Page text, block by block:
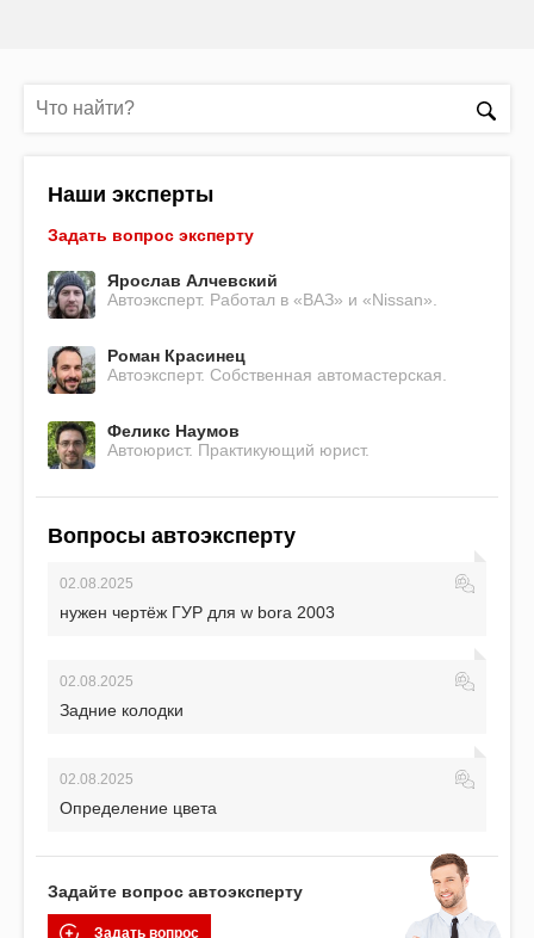
Наши эксперты
Задать вопрос эксперту
Ярослав Алчевский
Автоэксперт. Работал в «ВАЗ» и «Nissan».
Роман Красинец
Автоэксперт. Собственная автомастерская.
Феликс Наумов
Автоюрист. Практикующий юрист.
Вопросы автоэксперту
02.08.2025
нужен чертёж ГУР для w bora 2003
02.08.2025
Задние колодки
02.08.2025
Определение цвета
Задайте вопрос автоэксперту
Задать вопрос